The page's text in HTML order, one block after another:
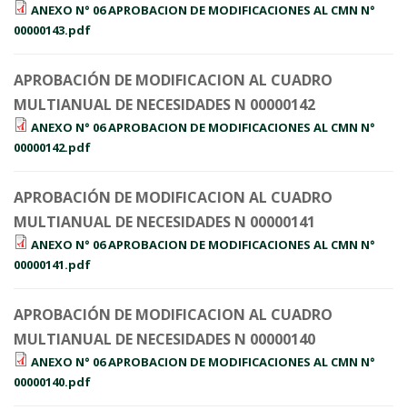
ANEXO N° 06 APROBACION DE MODIFICACIONES AL CMN N°
00000143.pdf
APROBACIÓN DE MODIFICACION AL CUADRO
MULTIANUAL DE NECESIDADES N 00000142
ANEXO N° 06 APROBACION DE MODIFICACIONES AL CMN N°
00000142.pdf
APROBACIÓN DE MODIFICACION AL CUADRO
MULTIANUAL DE NECESIDADES N 00000141
ANEXO N° 06 APROBACION DE MODIFICACIONES AL CMN N°
00000141.pdf
APROBACIÓN DE MODIFICACION AL CUADRO
MULTIANUAL DE NECESIDADES N 00000140
ANEXO N° 06 APROBACION DE MODIFICACIONES AL CMN N°
00000140.pdf